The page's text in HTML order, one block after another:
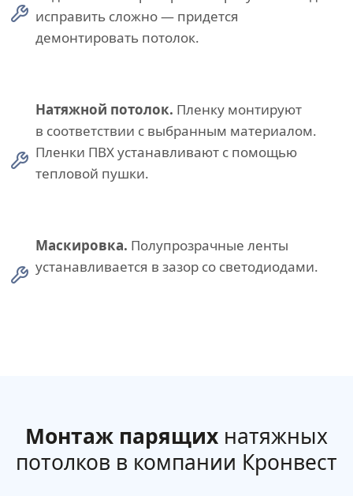
исправить сложно — придется
демонтировать потолок.
Натяжной потолок. Пленку монтируют
в соответствии с выбранным материалом.
Пленки ПВХ устанавливают с помощью
тепловой пушки.
Маскировка. Полупрозрачные ленты
устанавливается в зазор со светодиодами.
Монтаж парящих натяжных
потолков в компании Кронвест